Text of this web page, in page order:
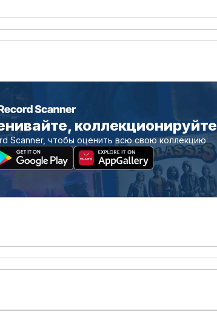
коллекционируйте
Scanner, чтобы оценить всю свою коллекцию